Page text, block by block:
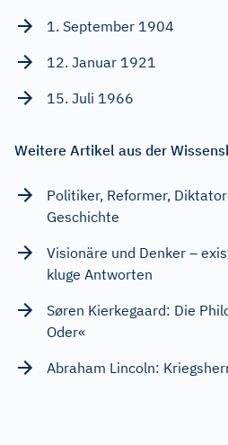
1. September 1904
12. Januar 1921
15. Juli 1966
Weitere Artikel aus der
Politiker, Reformer,
Geschichte
Visionäre und Denker –
kluge Antworten
Søren Kierkegaard: Die
Oder«
Abraham Lincoln: